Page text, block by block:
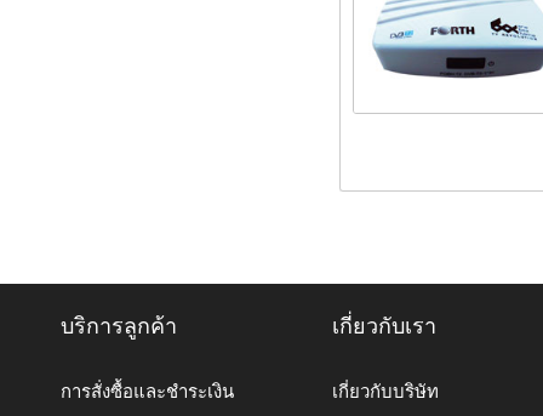
บริการลูกค้า
การสั่งซื้อและชำระเงิน
เกี่ยวกับเรา
เกี่ยวกับบริษัท